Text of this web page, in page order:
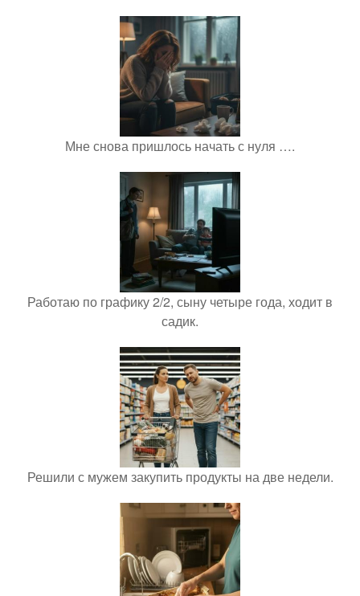
Мне снова пришлось начать с нуля ….
Работаю по графику 2/2, сыну четыре года, ходит в
садик.
Решили с мужем закупить продукты на две недели.